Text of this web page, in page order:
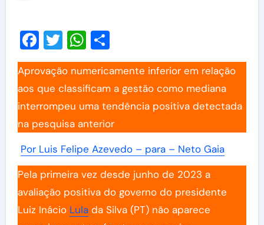
Facebook
TwitterWhatsApp
Share
Aprovação numericamente inferior em relação
aos que classificam a gestão como mediana
interrompeu uma tendência positiva detectada
na pesquisa anterior
Por Luis Felipe Azevedo – para – Neto Gaia
Pela primeira vez desde junho de 2023 a
avaliação positiva do governo do presidente
Luiz Inácio Lulada Silva (PT) não aparece